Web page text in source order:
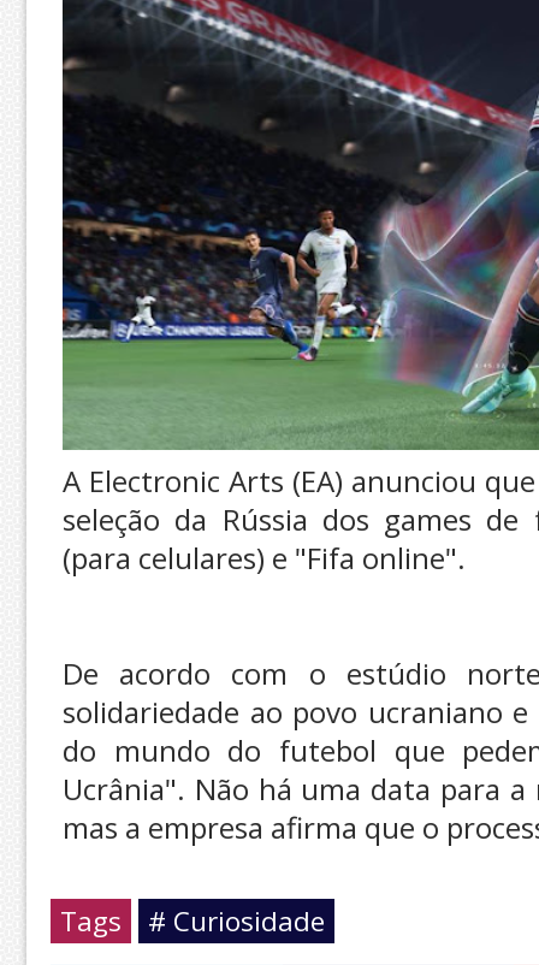
A Electronic Arts (EA) anunciou
seleção da Rússia dos games
(para celulares) e "Fifa online".
De acordo com o estúdio
solidariedade ao povo ucraniano
do mundo do futebol que
Ucrânia". Não há uma data para
mas a empresa afirma que o
Tags # Curiosidade